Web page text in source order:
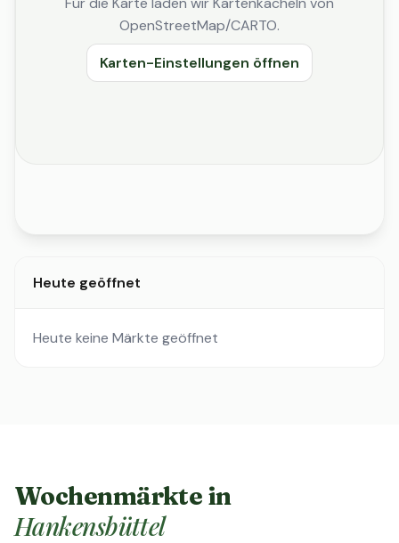
OpenStreetMap/CARTO.
Karten-Einstellungen öffnen
Heute geöffnet
Heute keine Märkte geöffnet
Wochenmärkte in
Hankensbüttel